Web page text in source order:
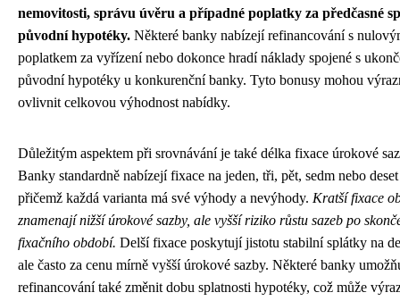
nemovitosti, správu úvěru a případné poplatky za předčasné
původní hypotéky. Některé banky nabízejí refinancování s
poplatkem za vyřízení nebo dokonce hradí náklady spojené s
původní hypotéky u konkurenční banky. Tyto bonusy mohou
ovlivnit celkovou výhodnost nabídky.
Důležitým aspektem při srovnávání je také délka fixace úrokové
Banky standardně nabízejí fixace na jeden, tři, pět, sedm nebo
přičemž každá varianta má své výhody a nevýhody. Kratší fixace
znamenají nižší úrokové sazby, ale vyšší riziko růstu sazeb po
fixačního období. Delší fixace poskytují jistotu stabilní splátky na
ale často za cenu mírně vyšší úrokové sazby. Některé banky
refinancování také změnit dobu splatnosti hypotéky, což může